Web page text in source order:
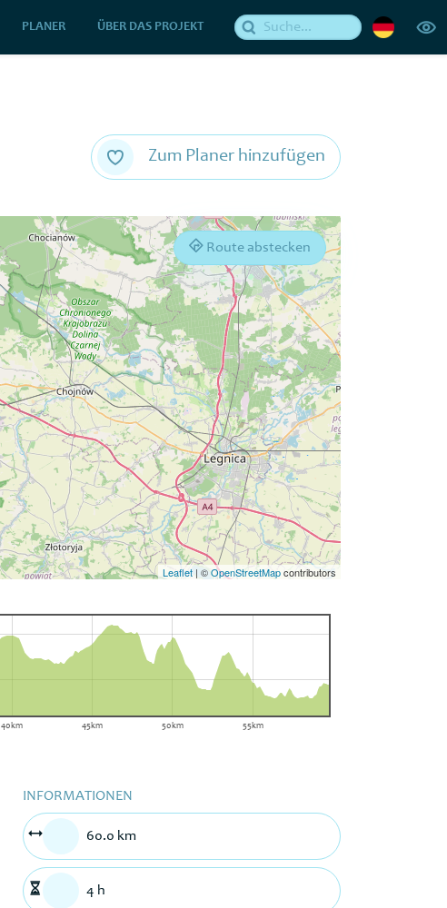
PLANER ÜBER DAS PROJEKT
Zum Planer hinzufügen
Route abstecken
Leaflet | ©OpenStreetMapcontributors
40km 45km 50km 55km
INFORMATIONEN
60.0 km
4 h